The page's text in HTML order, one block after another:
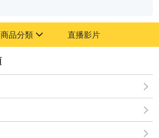
商品分類 直播影片